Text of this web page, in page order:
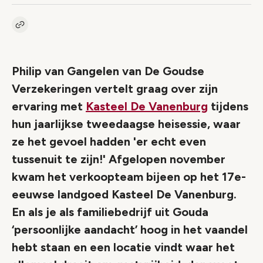
Kopieer link naar artikel
Philip van Gangelen van De Goudse
Verzekeringen vertelt graag over zijn
ervaring met Kasteel De Vanenburg tijdens
hun jaarlijkse tweedaagse heisessie, waar
ze het gevoel hadden 'er echt even
tussenuit te zijn!' Afgelopen november
kwam het verkoopteam bijeen op het 17e-
eeuwse landgoed Kasteel De Vanenburg.
En als je als familiebedrijf uit Gouda
‘persoonlijke aandacht’ hoog in het vaandel
hebt staan en een locatie vindt waar het